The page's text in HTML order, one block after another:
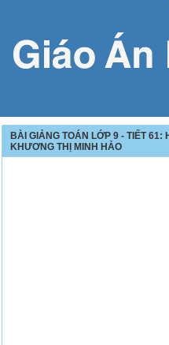
BÀI GIẢNG TOÁN LỚP 9 - TIẾT 61:
KHƯƠNG THỊ MINH HẢO